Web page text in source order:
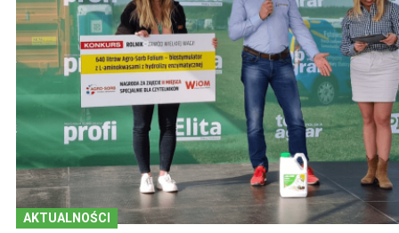
AKTUALNOŚCI